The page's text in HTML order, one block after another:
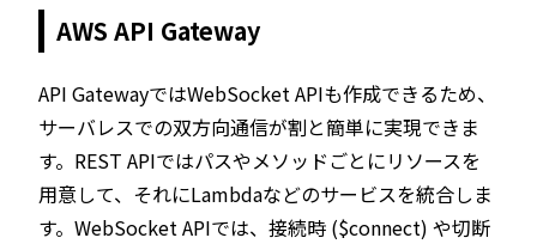
AWS API Gateway
API GatewayではWebSocket APIも作成できるため、
サーバレスでの双方向通信が割と簡単に実現できま
す。REST APIではパスやメソッドごとにリソースを
用意して、それにLambdaなどのサービスを統合しま
す。WebSocket APIでは、接続時 ($connect) や切断